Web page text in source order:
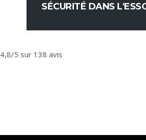
SÉCURITÉ DANS
4,8/5 sur 138 avis